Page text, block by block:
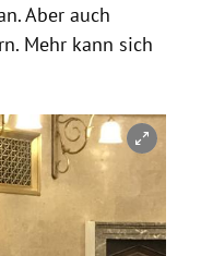
Aber auch
Mehr kann sich